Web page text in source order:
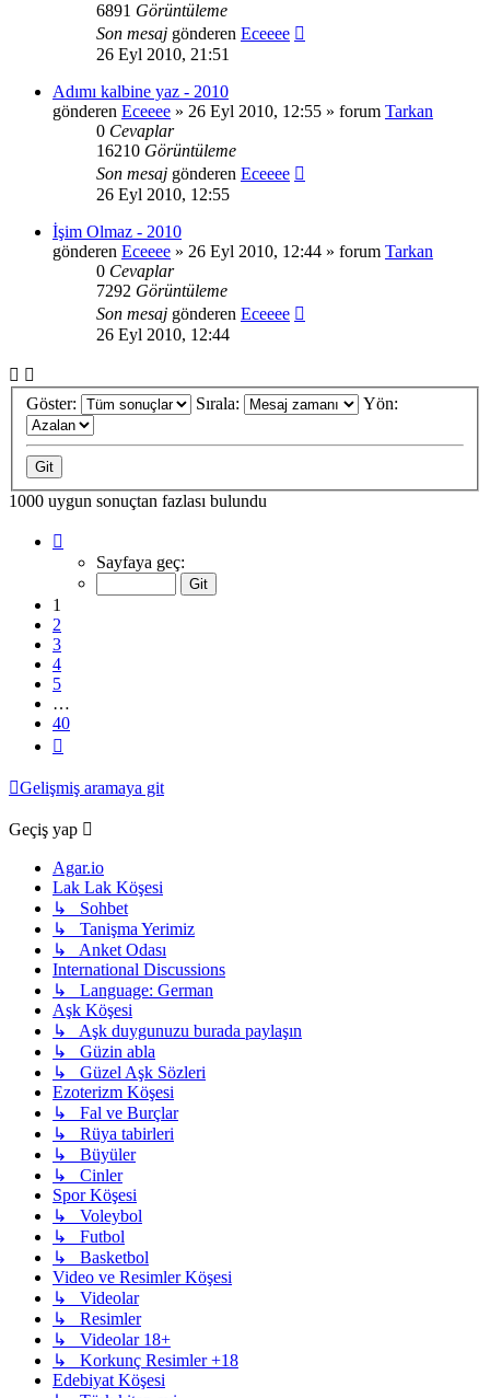
6891 Görüntüleme
Son mesaj gönderen Eceeee
26 Eyl 2010, 21:51
Adımı kalbine yaz - 2010
gönderen Eceeee » 26 Eyl 2010, 12:55 » forum Tarkan
0 Cevaplar
16210 Görüntüleme
Son mesaj gönderen Eceeee
26 Eyl 2010, 12:55
İşim Olmaz - 2010
gönderen Eceeee » 26 Eyl 2010, 12:44 » forum Tarkan
0 Cevaplar
7292 Görüntüleme
Son mesaj gönderen Eceeee
26 Eyl 2010, 12:44
Göster: Sırala: Yön:
1000 uygun sonuçtan fazlası bulundu
sayfa
(Toplam
Sayfaya geç:
1
2
3
4
5
…
40
Gelişmiş aramaya git
Geçiş yap
Agar.io
Lak Lak Köşesi
↳ Sohbet
↳ Tanişma Yerimiz
↳ Anket Odası
International Discussions
↳ Language: German
Aşk Köşesi
↳ Aşk duygunuzu burada paylaşın
↳ Güzin abla
↳ Güzel Aşk Sözleri
Ezoterizm Köşesi
↳ Fal ve Burçlar
↳ Rüya tabirleri
↳ Büyüler
↳ Cinler
Spor Köşesi
↳ Voleybol
↳ Futbol
↳ Basketbol
Video ve Resimler Köşesi
↳ Videolar
↳ Resimler
↳ Videolar 18+
↳ Korkunç Resimler +18
Edebiyat Köşesi